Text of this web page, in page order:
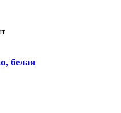
белая